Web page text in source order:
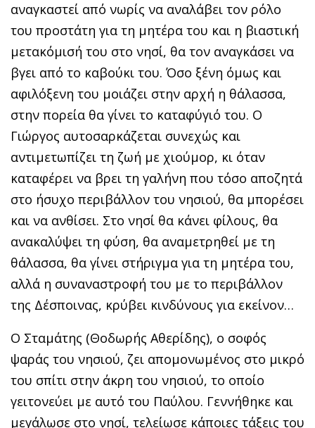
αναγκαστεί από νωρίς να αναλάβει τον ρόλο
του προστάτη για τη μητέρα του και η βιαστική
μετακόμισή του στο νησί, θα τον αναγκάσει να
βγει από το καβούκι του. Όσο ξένη όμως και
αφιλόξενη του μοιάζει στην αρχή η θάλασσα,
στην πορεία θα γίνει το καταφύγιό του. Ο
Γιώργος αυτοσαρκάζεται συνεχώς και
αντιμετωπίζει τη ζωή με χιούμορ, κι όταν
καταφέρει να βρει τη γαλήνη που τόσο αποζητά
στο ήσυχο περιβάλλον του νησιού, θα μπορέσει
και να ανθίσει. Στο νησί θα κάνει φίλους, θα
ανακαλύψει τη φύση, θα αναμετρηθεί με τη
θάλασσα, θα γίνει στήριγμα για τη μητέρα του,
αλλά η συναναστροφή του με το περιβάλλον
της Δέσποινας, κρύβει κινδύνους για εκείνον…
Ο Σταμάτης (Θοδωρής Αθερίδης), ο σοφός
ψαράς του νησιού, ζει απομονωμένος στο μικρό
του σπίτι στην άκρη του νησιού, το οποίο
γειτονεύει με αυτό του Παύλου. Γεννήθηκε και
μεγάλωσε στο νησί, τελείωσε κάποιες τάξεις του